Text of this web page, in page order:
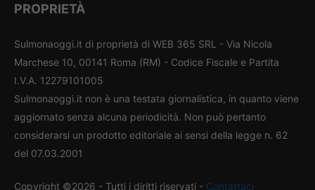
PROPRIETÀ
Sulmonaoggi.it di proprietà di WEB 365 SRL - Via Nicola
Marchese 10, 00141 Roma (RM) - Codice Fiscale e Partita
I.V.A. 12279101005
Sulmonaoggi.it non è una testata giornalistica, in quanto viene
aggiornato senza alcuna periodicità. Non può pertanto
considerarsi un prodotto editoriale ai sensi della legge n. 62
del 07.03.2001
Copyright ©2026 - Tutti i diritti riservati - Contattaci